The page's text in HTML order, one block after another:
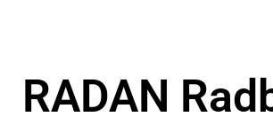
RADAN